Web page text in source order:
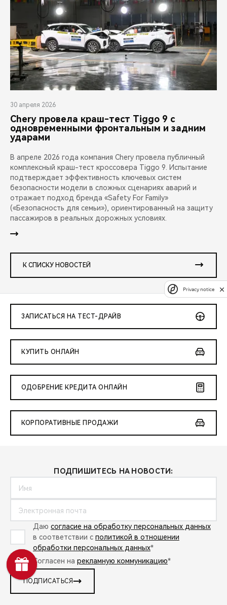
30 апреля 2026
Chery провела краш-тест Tiggo 9 с
одновременными фронтальным и задним
ударами
В апреле 2026 года компания Chery провела публичный
комплексный краш-тест кроссовера Tiggo 9. Испытание
подтверждает эффективность ключевых систем
безопасности модели в сложных сценариях аварий и
отражает подход бренда «Safety For Family»
(«Безопасность для семьи»), ориентированный на защиту
пассажиров в реальных дорожных условиях.
К СПИСКУ НОВОСТЕЙ
ЗАПИСАТЬСЯ НА ТЕСТ-ДРАЙВ
КУПИТЬ ОНЛАЙН
ОДОБРЕНИЕ КРЕДИТА ОНЛАЙН
КОРПОРАТИВНЫЕ ПРОДАЖИ
ПОДПИШИТЕСЬ НА НОВОСТИ:
Даю согласие на обработку персональных данных
в соответствии с политикой в отношении
обработки персональных данных*
Согласен на рекламную коммуникацию*
ПОДПИСАТЬСЯ
Privacy notice